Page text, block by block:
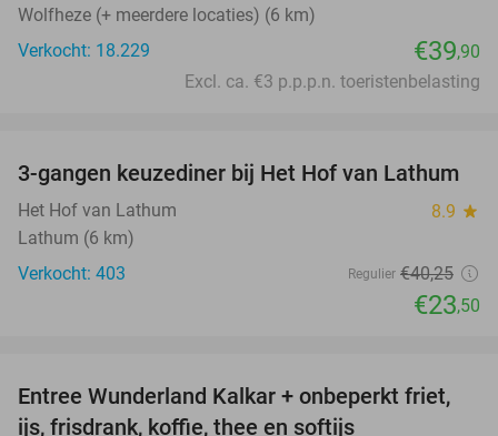
Wolfheze (+ meerdere locaties) (6 km)
Verkocht: 18.229
€39,90
Excl. ca. €3 p.p.p.n. toeristenbelasting
42%
3-gangen keuzediner bij Het Hof van Lathum
Het Hof van Lathum 8.9 star
Lathum (6 km)
Verkocht: 403
Regulier €40,25
€23,50
32%
Entree Wunderland Kalkar + onbeperkt friet,
ijs, frisdrank, koffie, thee en softijs